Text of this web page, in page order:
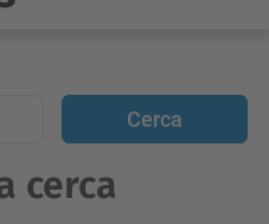
cerca